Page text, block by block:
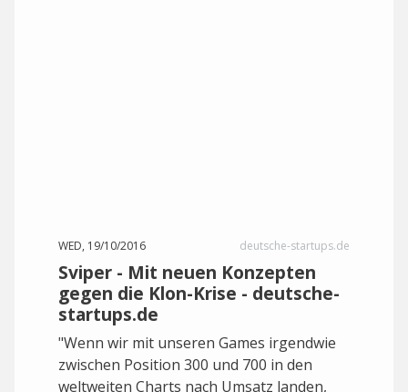
WED, 19/10/2016 deutsche-startups.de
Sviper - Mit neuen Konzepten
gegen die Klon-Krise - deutsche-
startups.de
"Wenn wir mit unseren Games irgendwie
zwischen Position 300 und 700 in den
weltweiten Charts nach Umsatz landen,